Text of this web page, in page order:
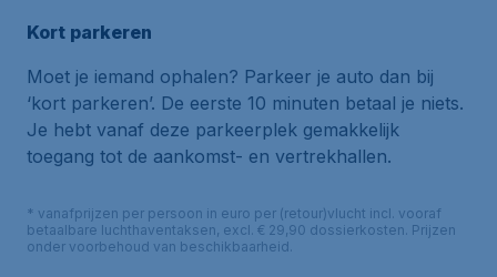
Kort parkeren
Moet je iemand ophalen? Parkeer je auto dan bij
‘kort parkeren’. De eerste 10 minuten betaal je niets.
Je hebt vanaf deze parkeerplek gemakkelijk
toegang tot de aankomst- en vertrekhallen.
* vanafprijzen per persoon in euro per (retour)vlucht incl. vooraf
betaalbare luchthaventaksen, excl. € 29,90 dossierkosten. Prijzen
onder voorbehoud van beschikbaarheid.